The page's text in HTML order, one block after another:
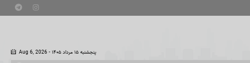
Aug 6, 2026 - پنجشنبه ۱۵ مرداد ۱۴۰۵